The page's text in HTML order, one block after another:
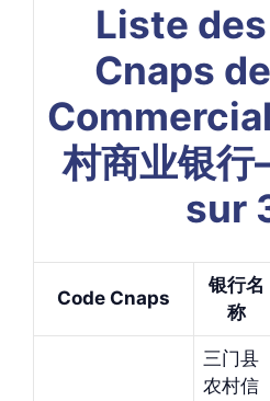
Liste
Cnaps
村商业银行
sur
Code Cnaps
银行名
称
三门县
农村信